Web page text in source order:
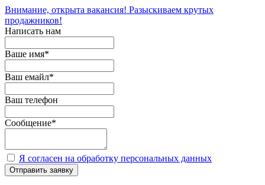
Внимание, открыта вакансия! Разыскиваем крутых
продажников!
Написать нам
Ваше имя*
Ваш емайл*
Ваш телефон
Сообщение*
Я согласен на обработку персональных данных
Отправить заявку